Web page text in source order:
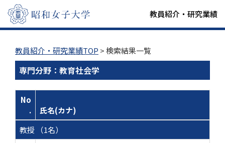
教員紹介・研究業績
教員紹介・研究業績TOP > 検索結果一覧
専門分野：教育社会学
No
.
氏名(カナ)
教授 （1名）